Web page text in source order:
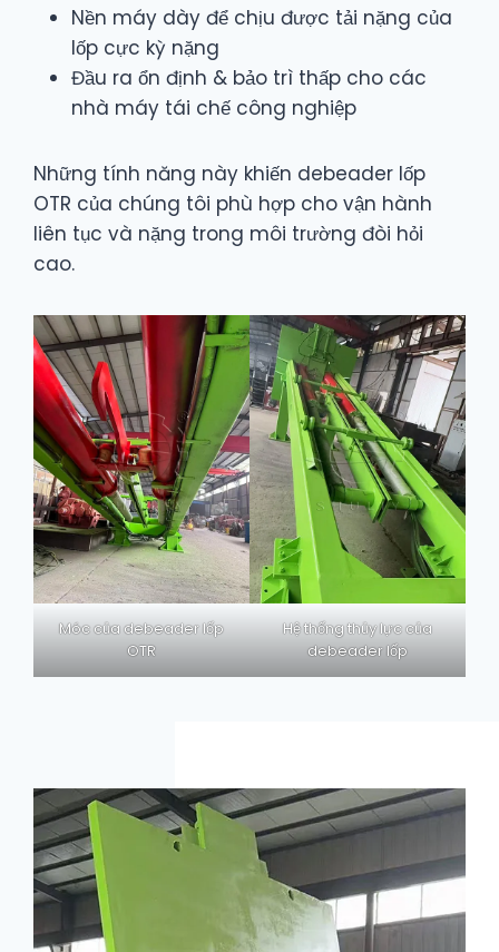
Nền máy dày để chịu được tải nặng của
lốp cực kỳ nặng
Đầu ra ổn định & bảo trì thấp cho các
nhà máy tái chế công nghiệp
Những tính năng này khiến debeader lốp
OTR của chúng tôi phù hợp cho vận hành
liên tục và nặng trong môi trường đòi hỏi
cao.
Móc của debeader lốp
OTR
Hệ thống thủy lực của
debeader lốp